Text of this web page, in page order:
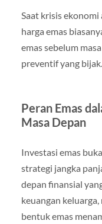
Saat krisis
harga emas
emas sebelum
preventif yang bijak.
Peran Emas
Masa Depan
Investasi emas
strategi jangka
depan finansial
keuangan
bentuk emas